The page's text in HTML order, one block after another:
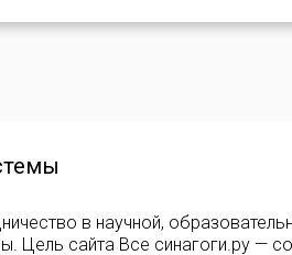
в научной,
Цель сайта Все синагоги.ру —